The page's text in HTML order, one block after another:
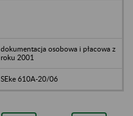
dokumentacja osobowa i płacowa z
roku 2001
SEke 610A-20/06